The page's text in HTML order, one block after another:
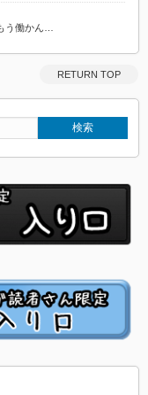
う働かん…
RETURN TOP